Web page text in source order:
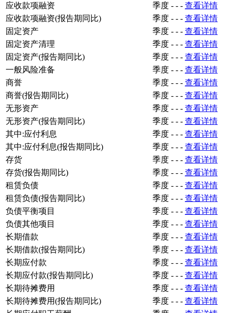
应收款项融资
季度 - - - 查看详情
应收款项融资(报告期同比)
季度 - - - 查看详情
固定资产
季度 - - - 查看详情
固定资产清理
季度 - - - 查看详情
固定资产(报告期同比)
季度 - - - 查看详情
一般风险准备
季度 - - - 查看详情
商誉
季度 - - - 查看详情
商誉(报告期同比)
季度 - - - 查看详情
无形资产
季度 - - - 查看详情
无形资产(报告期同比)
季度 - - - 查看详情
其中:应付利息
季度 - - - 查看详情
其中:应付利息(报告期同比)
季度 - - - 查看详情
存货
季度 - - - 查看详情
存货(报告期同比)
季度 - - - 查看详情
租赁负债
季度 - - - 查看详情
租赁负债(报告期同比)
季度 - - - 查看详情
负债平衡项目
季度 - - - 查看详情
负债其他项目
季度 - - - 查看详情
长期借款
季度 - - - 查看详情
长期借款(报告期同比)
季度 - - - 查看详情
长期应付款
季度 - - - 查看详情
长期应付款(报告期同比)
季度 - - - 查看详情
长期待摊费用
季度 - - - 查看详情
长期待摊费用(报告期同比)
季度 - - - 查看详情